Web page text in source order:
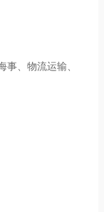
事、物流运输、